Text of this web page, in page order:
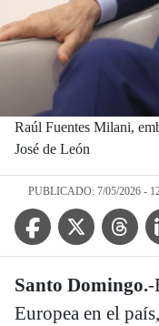
Raúl Fuentes Milani,
José de León
PUBLICADO: 7/05/2026 -
Facebook IconTwitter Icon
Threads
Santo Domingo.-
Europea en el